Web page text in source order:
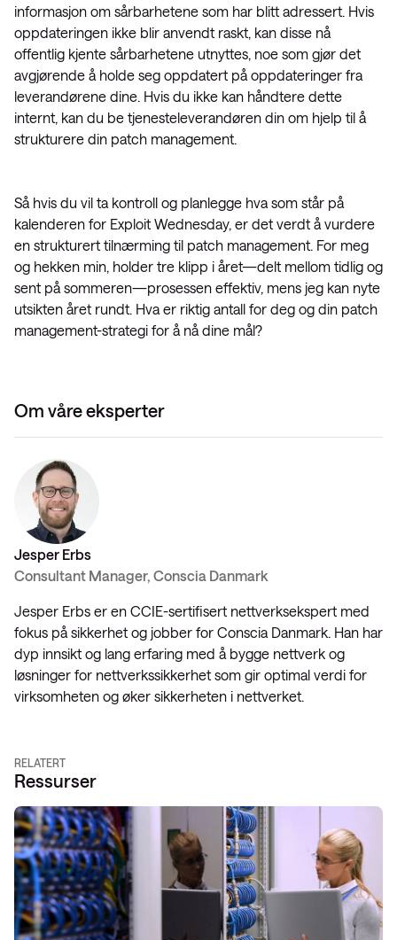
informasjon om sårbarhetene som har blitt adressert. Hvis
oppdateringen ikke blir anvendt raskt, kan disse nå
offentlig kjente sårbarhetene utnyttes, noe som gjør det
avgjørende å holde seg oppdatert på oppdateringer fra
leverandørene dine. Hvis du ikke kan håndtere dette
internt, kan du be tjenesteleverandøren din om hjelp til å
strukturere din patch management.
Så hvis du vil ta kontroll og planlegge hva som står på
kalenderen for Exploit Wednesday, er det verdt å vurdere
en strukturert tilnærming til patch management. For meg
og hekken min, holder tre klipp i året—delt mellom tidlig og
sent på sommeren—prosessen effektiv, mens jeg kan nyte
utsikten året rundt. Hva er riktig antall for deg og din patch
management-strategi for å nå dine mål?
Om våre eksperter
Jesper Erbs
Consultant Manager, Conscia Danmark
Jesper Erbs er en CCIE-sertifisert nettverksekspert med
fokus på sikkerhet og jobber for Conscia Danmark. Han har
dyp innsikt og lang erfaring med å bygge nettverk og
løsninger for nettverkssikkerhet som gir optimal verdi for
virksomheten og øker sikkerheten i nettverket.
RELATERT
Ressurser